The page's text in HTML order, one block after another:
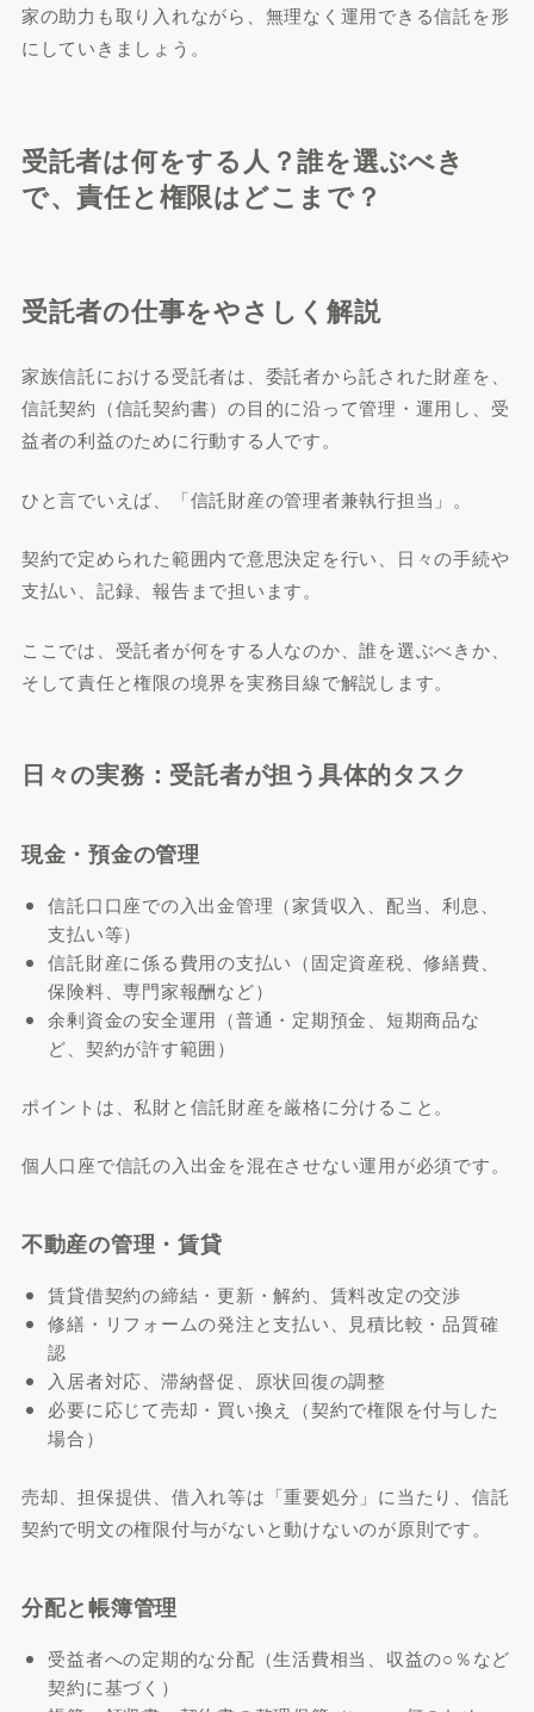
家の助力も取り入れながら、無理なく運用できる信託を形
にしていきましょう。
受託者は何をする人？誰を選ぶべき
で、責任と権限はどこまで？
受託者の仕事をやさしく解説
家族信託における受託者は、委託者から託された財産を、
信託契約（信託契約書）の目的に沿って管理・運用し、受
益者の利益のために行動する人です。
ひと言でいえば、「信託財産の管理者兼執行担当」。
契約で定められた範囲内で意思決定を行い、日々の手続や
支払い、記録、報告まで担います。
ここでは、受託者が何をする人なのか、誰を選ぶべきか、
そして責任と権限の境界を実務目線で解説します。
日々の実務：受託者が担う具体的タスク
現金・預金の管理
信託口口座での入出金管理（家賃収入、配当、利息、
支払い等）
信託財産に係る費用の支払い（固定資産税、修繕費、
保険料、専門家報酬など）
余剰資金の安全運用（普通・定期預金、短期商品な
ど、契約が許す範囲）
ポイントは、私財と信託財産を厳格に分けること。
個人口座で信託の入出金を混在させない運用が必須です。
不動産の管理・賃貸
賃貸借契約の締結・更新・解約、賃料改定の交渉
修繕・リフォームの発注と支払い、見積比較・品質確
認
入居者対応、滞納督促、原状回復の調整
必要に応じて売却・買い換え（契約で権限を付与した
場合）
売却、担保提供、借入れ等は「重要処分」に当たり、信託
契約で明文の権限付与がないと動けないのが原則です。
分配と帳簿管理
受益者への定期的な分配（生活費相当、収益の○％など
契約に基づく）